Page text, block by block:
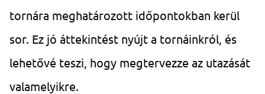
tornára meghatározott időpontokban kerül
sor. Ez jó áttekintést nyújt a tornáinkról, és
lehetővé teszi, hogy megtervezze az utazását
valamelyikre.